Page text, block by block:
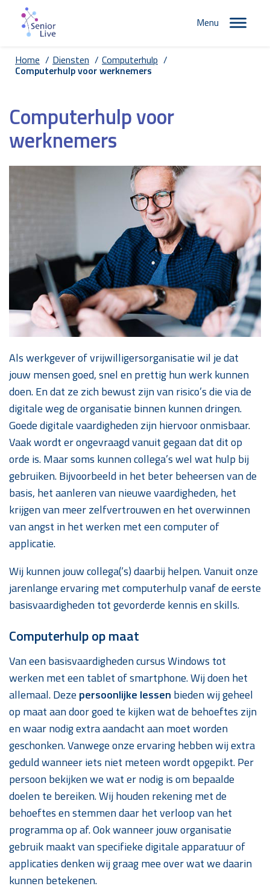
Menu
Home / Diensten / Computerhulp /
Computerhulp voor werknemers
Computerhulp voor
werknemers
Als werkgever of vrijwilligersorganisatie wil je dat
jouw mensen goed, snel en prettig hun werk kunnen
doen. En dat ze zich bewust zijn van risico’s die via de
digitale weg de organisatie binnen kunnen dringen.
Goede digitale vaardigheden zijn hiervoor onmisbaar.
Vaak wordt er ongevraagd vanuit gegaan dat dit op
orde is. Maar soms kunnen collega’s wel wat hulp bij
gebruiken. Bijvoorbeeld in het beter beheersen van de
basis, het aanleren van nieuwe vaardigheden, het
krijgen van meer zelfvertrouwen en het overwinnen
van angst in het werken met een computer of
applicatie.
Wij kunnen jouw collega(‘s) daarbij helpen. Vanuit onze
jarenlange ervaring met computerhulp vanaf de eerste
basisvaardigheden tot gevorderde kennis en skills.
Computerhulp op maat
Van een basisvaardigheden cursus Windows tot
werken met een tablet of smartphone. Wij doen het
allemaal. Deze persoonlijke lessen bieden wij geheel
op maat aan door goed te kijken wat de behoeftes zijn
en waar nodig extra aandacht aan moet worden
geschonken. Vanwege onze ervaring hebben wij extra
geduld wanneer iets niet meteen wordt opgepikt. Per
persoon bekijken we wat er nodig is om bepaalde
doelen te bereiken. Wij houden rekening met de
behoeftes en stemmen daar het verloop van het
programma op af. Ook wanneer jouw organisatie
gebruik maakt van specifieke digitale apparatuur of
applicaties denken wij graag mee over wat we daarin
kunnen betekenen.